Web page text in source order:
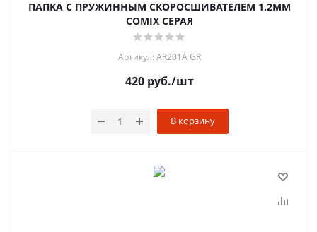
ПАПКА С ПРУЖИННЫМ СКОРОСШИВАТЕЛЕМ 1.2ММ
COMIX СЕРАЯ
Артикул: AR201A GR
420руб./шт
В корзину